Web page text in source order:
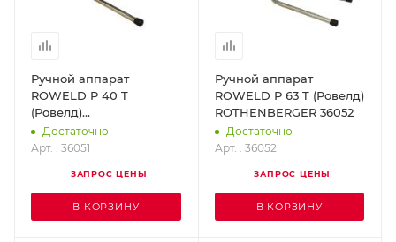
Ручной аппарат
ROWELD P 40 T
(Ровелд)
ROTHENBERGER 36051
Достаточно
Арт. : 36051
ЗАПРОС ЦЕНЫ
В КОРЗИНУ
Ручной аппарат
ROWELD Р 63 T (Ровелд)
ROTHENBERGER 36052
Достаточно
Арт. : 36052
ЗАПРОС ЦЕНЫ
В КОРЗИНУ